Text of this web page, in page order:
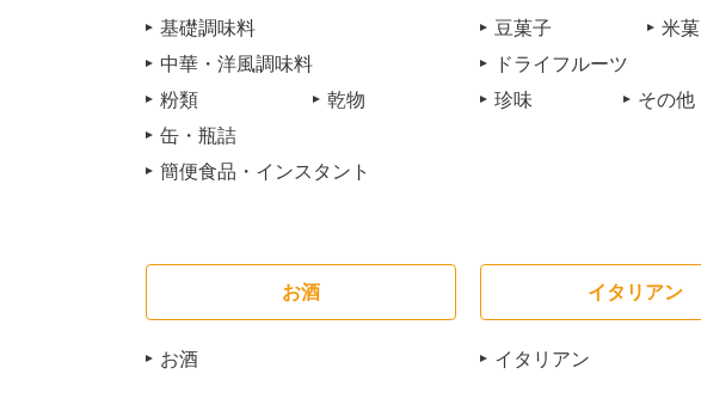
基礎調味料
中華・洋風調味料
粉類
乾物
缶・瓶詰
簡便食品・インスタント
豆菓子
米菓
ドライフルーツ
珍味
その他
お酒
お酒
イタリアン
イタリアン